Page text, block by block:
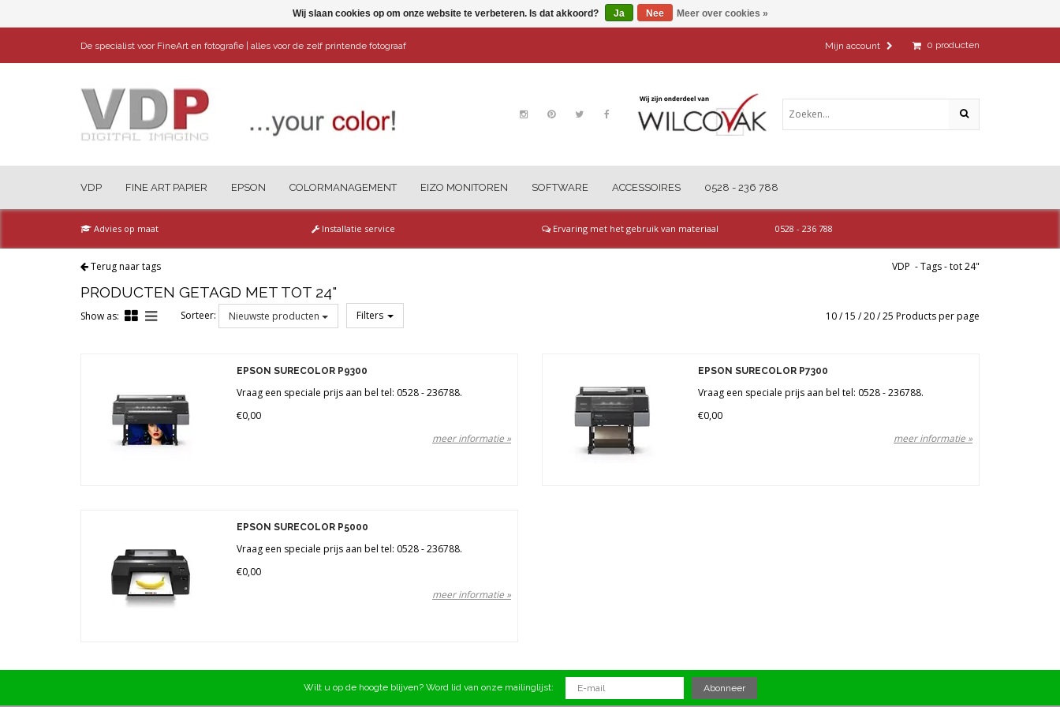
De specialist voor FineArt en fotografie | alles voor de zelf printende fotograaf 0 producten
Mijn account
VDP FINE ART PAPIER EPSON COLORMANAGEMENT EIZO MONITOREN SOFTWARE ACCESSOIRES 0528 - 236 788
Advies op maat Installatie service Ervaring met het gebruik van materiaal 0528 - 236 788
Terug naar tags VDP -Tags-tot 24"
PRODUCTEN GETAGD MET TOT 24"
10/15 /20/25 Products per page
Show as: Sorteer: Nieuwste producten Filters
Prijs
EPSON SURECOLOR P9300
Vraag een speciale prijs aan bel tel: 0528 - 236788.
€0,00
meer informatie »
EPSON SURECOLOR P7300
Vraag een speciale prijs aan bel tel: 0528 - 236788.
€0,00
meer informatie »
EPSON SURECOLOR P5000
Vraag een speciale prijs aan bel tel: 0528 - 236788.
€0,00
meer informatie »
Wilt u op de hoogte blijven? Word lid van onze mailinglijst:
Wij slaan cookies op om onze website te verbeteren. Is dat akkoord? Ja Nee Meer over cookies »